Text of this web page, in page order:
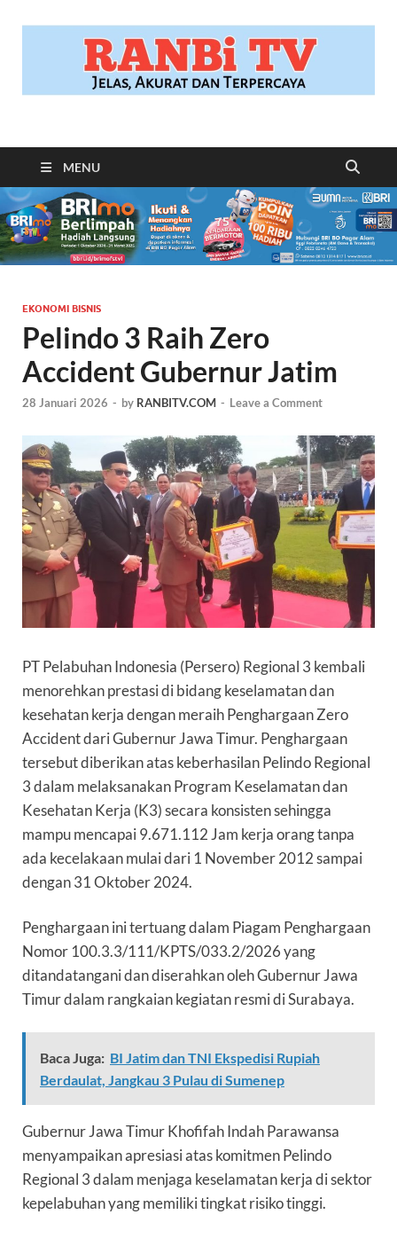
RANBITV.COM
MENU
EKONOMI BISNIS
Pelindo 3 Raih Zero
Accident Gubernur Jatim
28 Januari 2026 - by RANBITV.COM - Leave a Comment
PT Pelabuhan Indonesia (Persero) Regional 3 kembali
menorehkan prestasi di bidang keselamatan dan
kesehatan kerja dengan meraih Penghargaan Zero
Accident dari Gubernur Jawa Timur. Penghargaan
tersebut diberikan atas keberhasilan Pelindo Regional
3 dalam melaksanakan Program Keselamatan dan
Kesehatan Kerja (K3) secara konsisten sehingga
mampu mencapai 9.671.112 Jam kerja orang tanpa
ada kecelakaan mulai dari 1 November 2012 sampai
dengan 31 Oktober 2024.
Penghargaan ini tertuang dalam Piagam Penghargaan
Nomor 100.3.3/111/KPTS/033.2/2026 yang
ditandatangani dan diserahkan oleh Gubernur Jawa
Timur dalam rangkaian kegiatan resmi di Surabaya.
Baca Juga: BI Jatim dan TNI Ekspedisi Rupiah
Berdaulat, Jangkau 3 Pulau di Sumenep
Gubernur Jawa Timur Khofifah Indah Parawansa
menyampaikan apresiasi atas komitmen Pelindo
Regional 3 dalam menjaga keselamatan kerja di sektor
kepelabuhan yang memiliki tingkat risiko tinggi.